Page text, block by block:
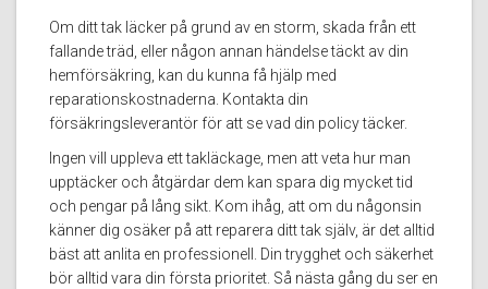
Om ditt tak läcker på grund av en storm, skada från ett
fallande träd, eller någon annan händelse täckt av din
hemförsäkring, kan du kunna få hjälp med
reparationskostnaderna. Kontakta din
försäkringsleverantör för att se vad din policy täcker.
Ingen vill uppleva ett takläckage, men att veta hur man
upptäcker och åtgärdar dem kan spara dig mycket tid
och pengar på lång sikt. Kom ihåg, att om du någonsin
känner dig osäker på att reparera ditt tak själv, är det alltid
bäst att anlita en professionell. Din trygghet och säkerhet
bör alltid vara din första prioritet. Så nästa gång du ser en